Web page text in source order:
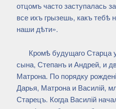
отцомъ часто заступалась
все ихъ грызешь, какъ тебѣ
наши дѣти».
Кромѣ будущаго Старца
сына, Степанъ и Андрей, и
Матрона. По порядку
Дарья, Матрона и Василій,
Старецъ. Когда Василій